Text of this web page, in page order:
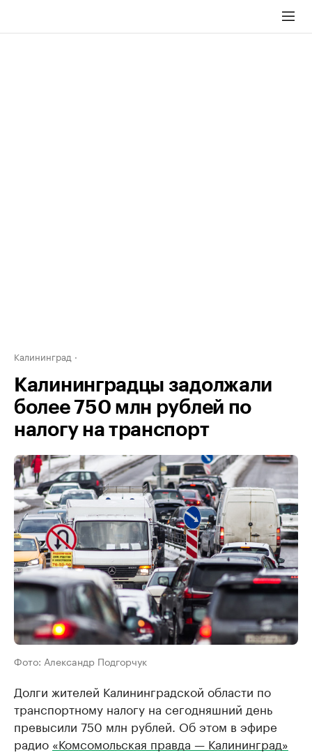
Калининград
Калининградцы задолжали
более 750 млн рублей по
налогу на транспорт
Фото: Александр Подгорчук
Долги жителей Калининградской области по
транспортному налогу на сегодняшний день
превысили 750 млн рублей. Об этом в эфире
радио «Комсомольская правда — Калининград»